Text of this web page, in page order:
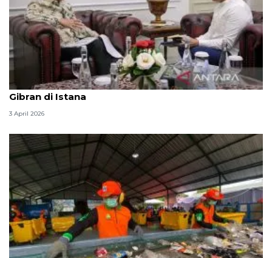
Seskab Teddy silaturahmi Idul Fitri ke Wapres
Gibran di Istana
3 April 2026